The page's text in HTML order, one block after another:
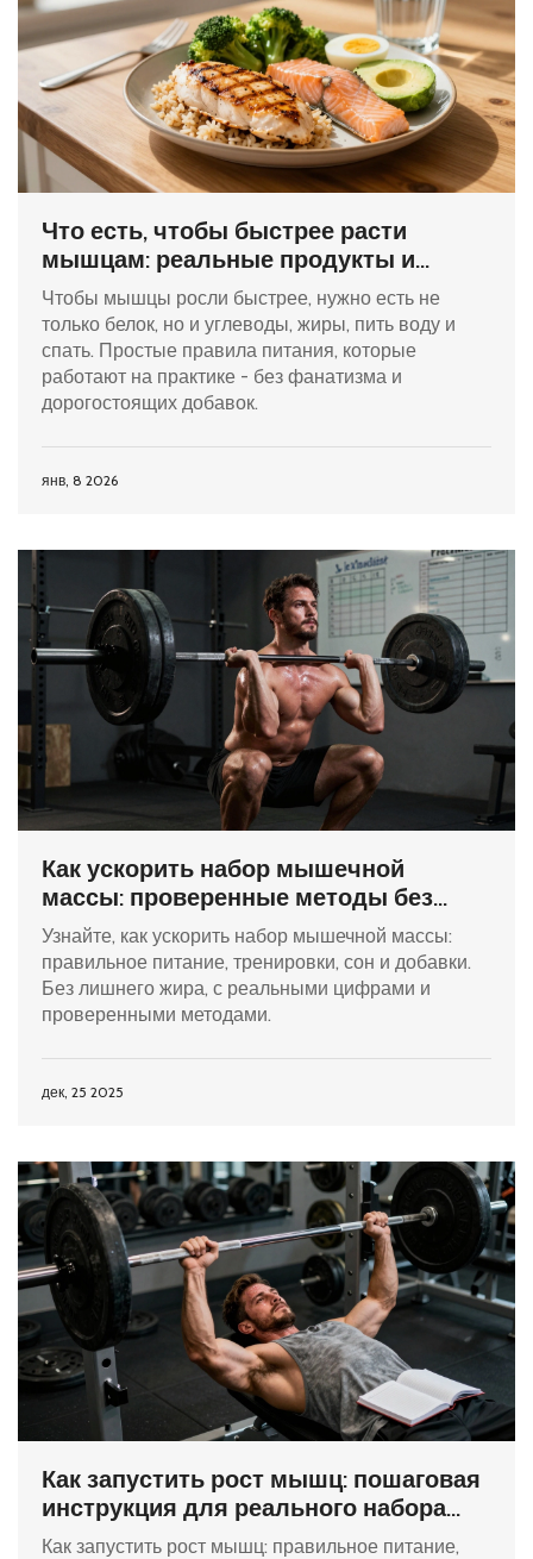
Что есть, чтобы быстрее расти
мышцам: реальные продукты и
правила питания
Чтобы мышцы росли быстрее, нужно есть не
только белок, но и углеводы, жиры, пить воду и
спать. Простые правила питания, которые
работают на практике - без фанатизма и
дорогостоящих добавок.
янв, 8 2026
Как ускорить набор мышечной
массы: проверенные методы без
лишнего жира
Узнайте, как ускорить набор мышечной массы:
правильное питание, тренировки, сон и добавки.
Без лишнего жира, с реальными цифрами и
проверенными методами.
дек, 25 2025
Как запустить рост мышц: пошаговая
инструкция для реального набора
массы
Как запустить рост мышц: правильное питание,